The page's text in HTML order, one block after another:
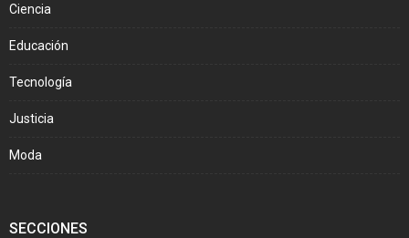
Ciencia
Educación
Tecnología
Justicia
Moda
SECCIONES